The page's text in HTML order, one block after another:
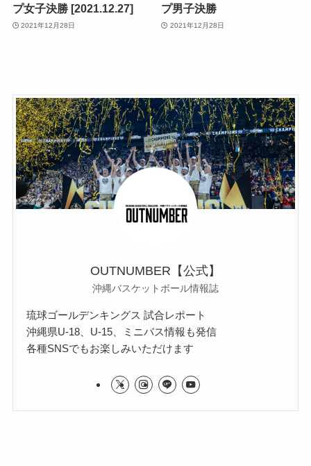
プ女子決勝 [2021.12.27]
2021年12月28日
プ男子決勝
2021年12月28日
OUTNUMBER【公式】
沖縄バスケットボール情報誌
琉球ゴールデンキングス 試合レポート
沖縄県U-18、U-15、ミニバス情報も発信
各種SNSでもお楽しみいただけます